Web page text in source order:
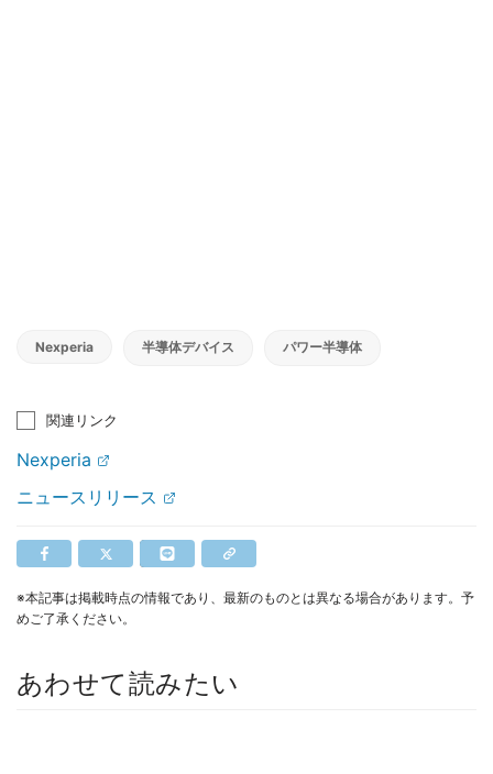
Nexperia 半導体デバイス パワー半導体
関連リンク
Nexperia
ニュースリリース
※本記事は掲載時点の情報であり、最新のものとは異なる場合があります。予
めご了承ください。
あわせて読みたい